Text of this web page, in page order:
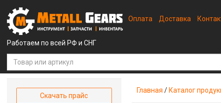
Работаем по всей РФ и СНГ
Оплата Доставка
Главная / Каталог
Скачать прайс